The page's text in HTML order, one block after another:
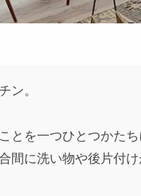
ン。
とを一つひとつかたち
間に洗い物や後片付